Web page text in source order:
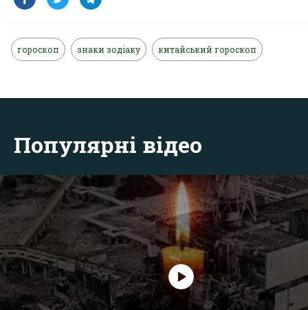
гороскоп знаки зодіаку китайський гороскоп
Популярні відео